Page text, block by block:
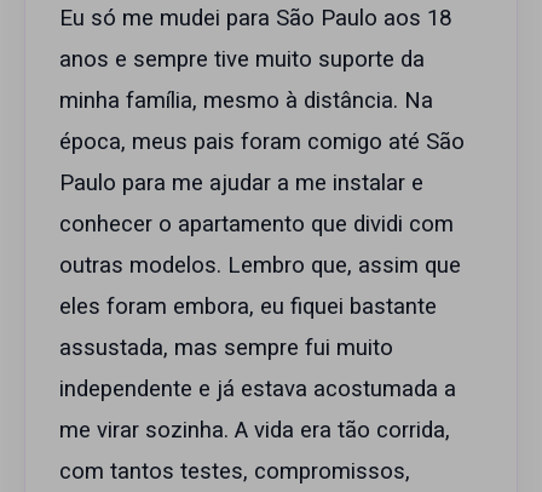
Eu só me mudei para São Paulo aos 18
anos e sempre tive muito suporte da
minha família, mesmo à distância. Na
época, meus pais foram comigo até São
Paulo para me ajudar a me instalar e
conhecer o apartamento que dividi com
outras modelos. Lembro que, assim que
eles foram embora, eu fiquei bastante
assustada, mas sempre fui muito
independente e já estava acostumada a
me virar sozinha. A vida era tão corrida,
com tantos testes, compromissos,